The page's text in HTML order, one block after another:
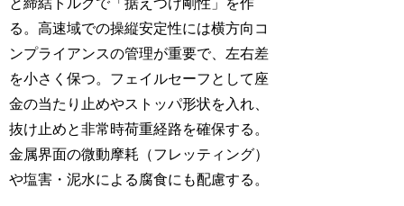
と締結トルクで「据えつけ剛性」を作
る。高速域での操縦安定性には横方向コ
ンプライアンスの管理が重要で、左右差
を小さく保つ。フェイルセーフとして座
金の当たり止めやストッパ形状を入れ、
抜け止めと非常時荷重経路を確保する。
金属界面の微動摩耗（フレッティング）
や塩害・泥水による腐食にも配慮する。